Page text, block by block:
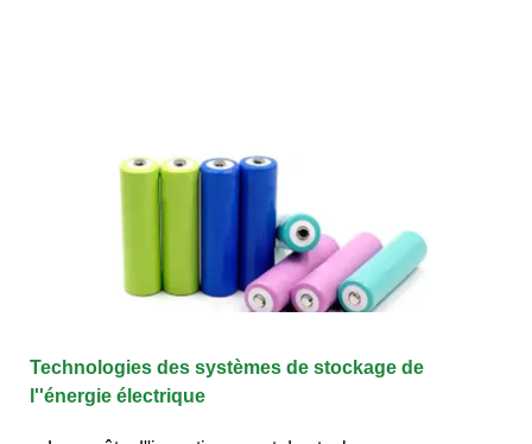
Technologies des systèmes de stockage de
l''énergie électrique